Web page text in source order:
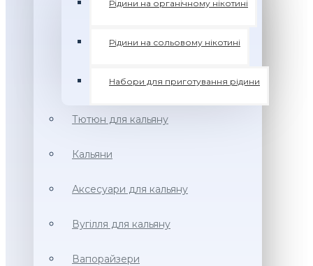
Рідини на органічному нікотині
Рідини на сольовому нікотині
Набори для приготування рідини
Тютюн для кальяну
Кальяни
Аксесуари для кальяну
Вугілля для кальяну
Вапорайзери